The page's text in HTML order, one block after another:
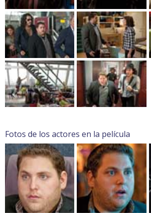
Fotos de los actores en la película